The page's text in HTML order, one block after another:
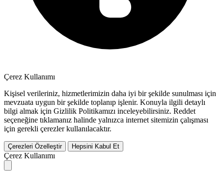
Çerez Kullanımı
Kişisel verileriniz, hizmetlerimizin daha iyi bir şekilde sunulması için
mevzuata uygun bir şekilde toplanıp işlenir. Konuyla ilgili detaylı
bilgi almak için Gizlilik Politikamızı inceleyebilirsiniz. Reddet
seçeneğine tıklamanız halinde yalnızca internet sitemizin çalışması
için gerekli çerezler kullanılacaktır.
Çerezleri Özelleştir Hepsini Kabul Et
Çerez Kullanımı